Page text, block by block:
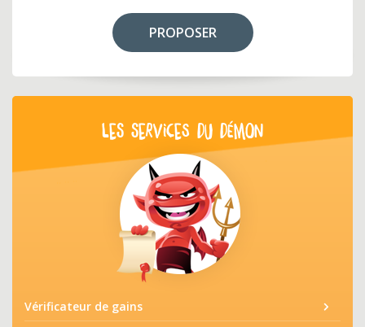
PROPOSER
LES SERVICES DU DÉMON
Vérificateur de gains